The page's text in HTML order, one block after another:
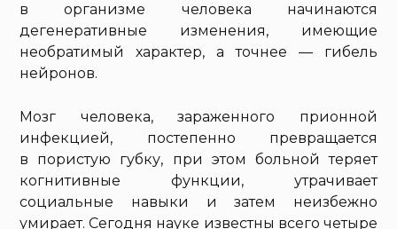
в организме человека начинаются
дегенеративные изменения, имеющие
необратимый характер, а точнее — гибель
нейронов.
Мозг человека, зараженного прионной
инфекцией, постепенно превращается
в пористую губку, при этом больной теряет
когнитивные функции, утрачивает
социальные навыки и затем неизбежно
умирает. Сегодня науке известны всего четыре